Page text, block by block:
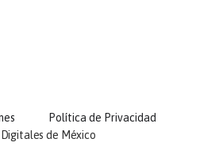
de México
Política de Privacidad